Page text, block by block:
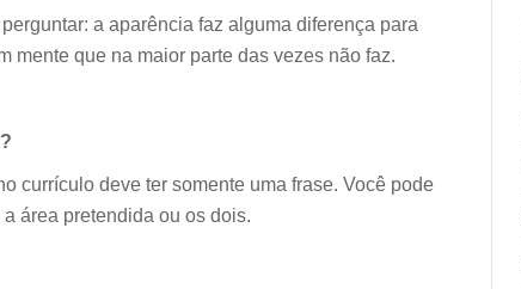
a aparência faz alguma diferença para
mente que na maior parte das vezes não faz.
currículo deve ter somente uma frase. Você pode
área pretendida ou os dois.